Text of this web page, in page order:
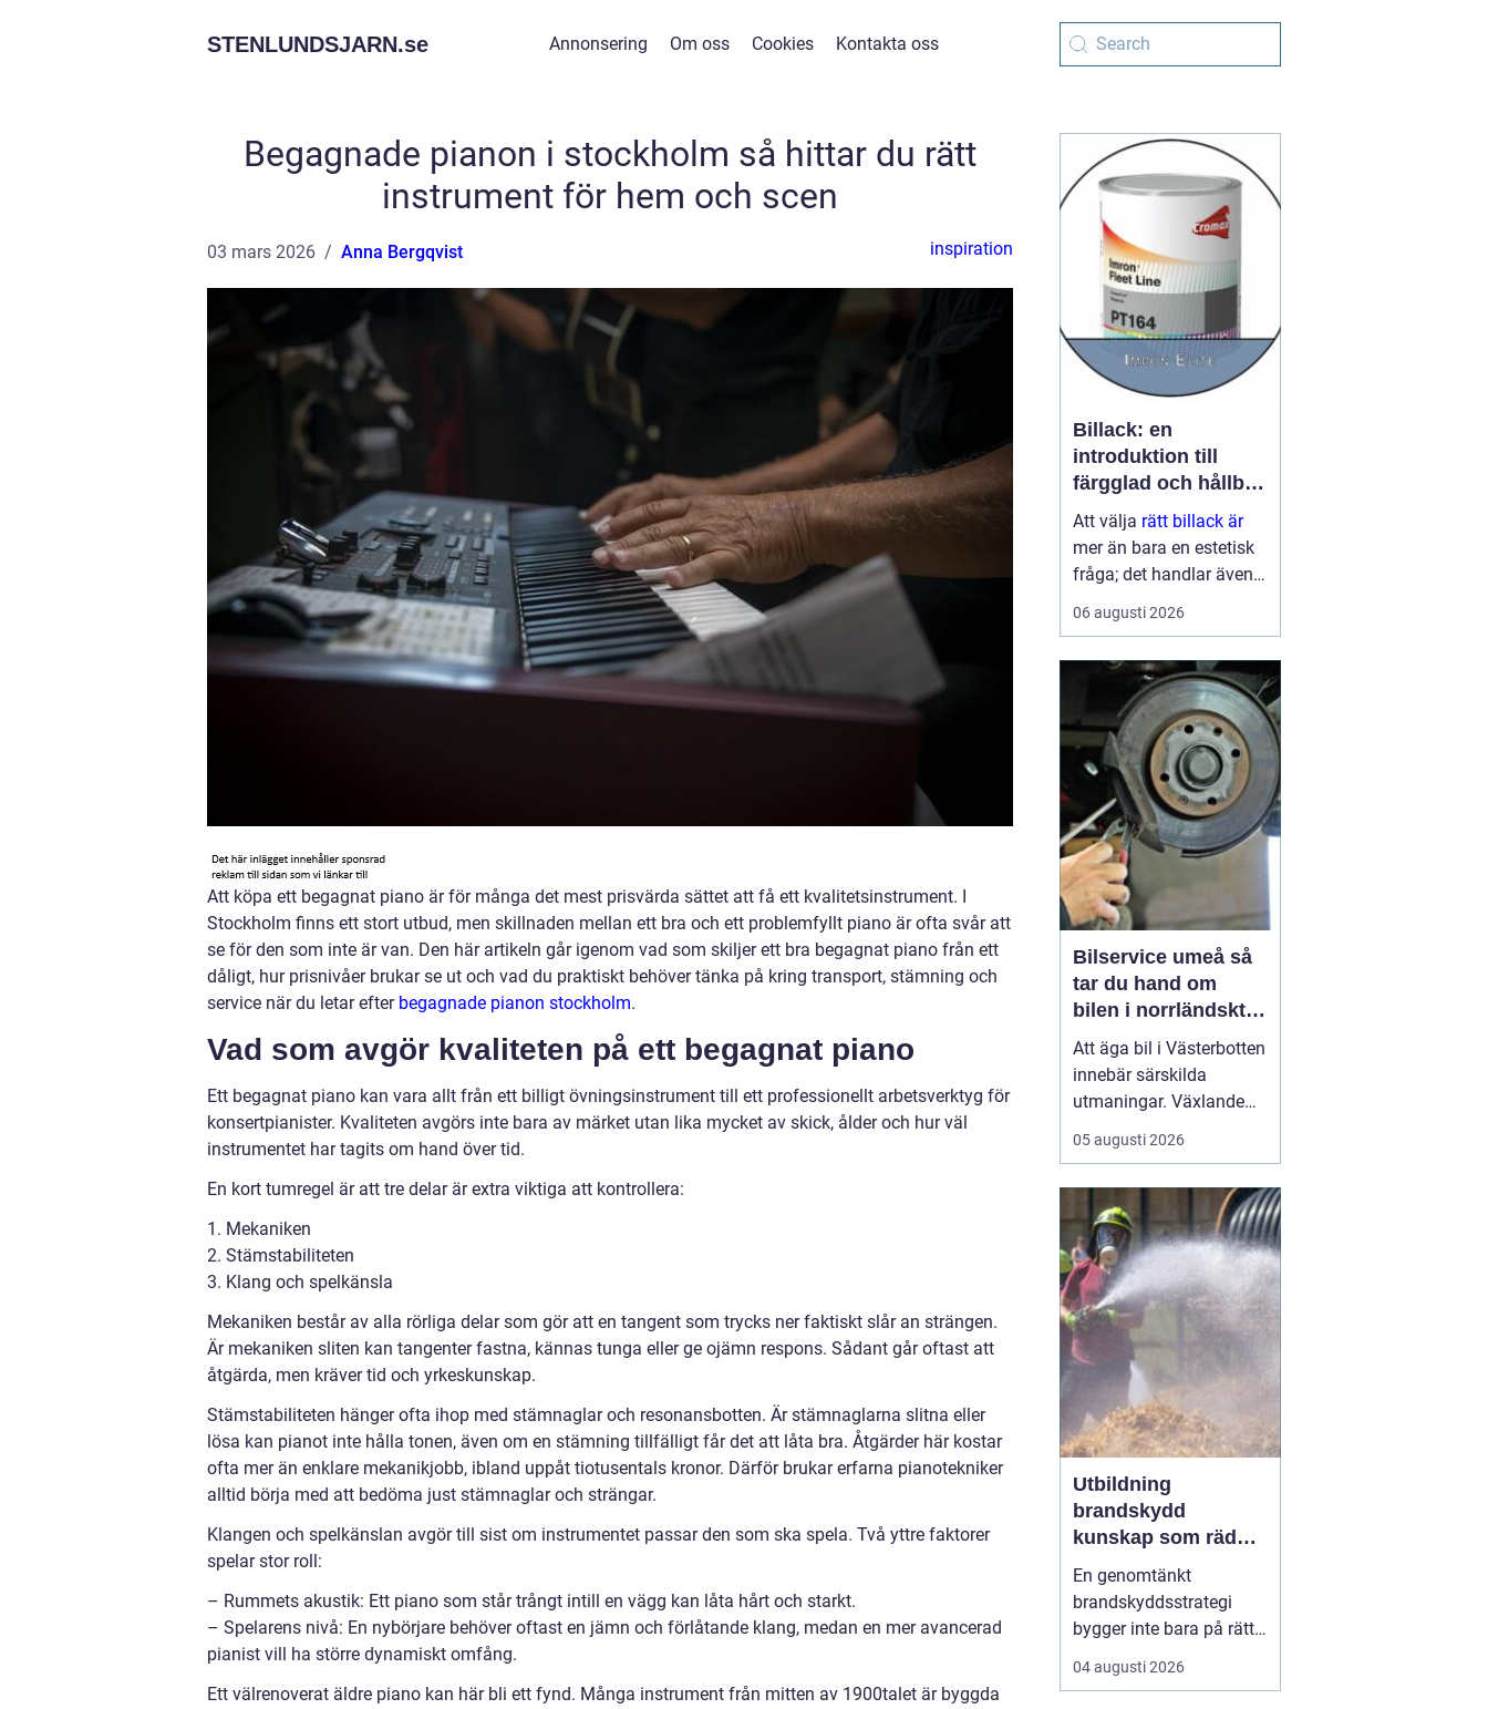
STENLUNDSJARN.se Annonsering Om oss Cookies Kontakta oss
Begagnade pianon i stockholm så hittar du rätt
instrument för hem och scen
03 mars 2026 Anna Bergqvist inspiration
Att köpa ett begagnat piano är för många det mest prisvärda sättet att få ett kvalitetsinstrument. I
Stockholm finns ett stort utbud, men skillnaden mellan ett bra och ett problemfyllt piano är ofta svår att
se för den som inte är van. Den här artikeln går igenom vad som skiljer ett bra begagnat piano från ett
dåligt, hur prisnivåer brukar se ut och vad du praktiskt behöver tänka på kring transport, stämning och
service när du letar efter begagnade pianon stockholm.
Vad som avgör kvaliteten på ett begagnat piano
Ett begagnat piano kan vara allt från ett billigt övningsinstrument till ett professionellt arbetsverktyg för
konsertpianister. Kvaliteten avgörs inte bara av märket utan lika mycket av skick, ålder och hur väl
instrumentet har tagits om hand över tid.
En kort tumregel är att tre delar är extra viktiga att kontrollera:
1. Mekaniken
2. Stämstabiliteten
3. Klang och spelkänsla
Mekaniken består av alla rörliga delar som gör att en tangent som trycks ner faktiskt slår an strängen.
Är mekaniken sliten kan tangenter fastna, kännas tunga eller ge ojämn respons. Sådant går oftast att
åtgärda, men kräver tid och yrkeskunskap.
Stämstabiliteten hänger ofta ihop med stämnaglar och resonansbotten. Är stämnaglarna slitna eller
lösa kan pianot inte hålla tonen, även om en stämning tillfälligt får det att låta bra. Åtgärder här kostar
ofta mer än enklare mekanikjobb, ibland uppåt tiotusentals kronor. Därför brukar erfarna pianotekniker
alltid börja med att bedöma just stämnaglar och strängar.
Klangen och spelkänslan avgör till sist om instrumentet passar den som ska spela. Två yttre faktorer
spelar stor roll:
– Rummets akustik: Ett piano som står trångt intill en vägg kan låta hårt och starkt.
– Spelarens nivå: En nybörjare behöver oftast en jämn och förlåtande klang, medan en mer avancerad
pianist vill ha större dynamiskt omfång.
Ett välrenoverat äldre piano kan här bli ett fynd. Många instrument från mitten av 1900talet är byggda
Billack: en
introduktion till
färgglad och hållbar
ytbehandling
Att välja rätt billack är
mer än bara en estetisk
fråga; det handlar även
om funktion och
hållbarhet. Bilens lack är
skyddar karos...
06 augusti 2026
Bilservice umeå så
tar du hand om
bilen i norrländskt
klimat
Att äga bil i Västerbotten
innebär särskilda
utmaningar. Växlande
temperaturer, vägsalt,
grus, snöslask och långa
både lack, underrede och
teknik. Många bilägare
söker därför
05 augusti 2026
Utbildning
brandskydd
kunskap som räddar
liv och skyddar
verksamheter
En genomtänkt
brandskyddsstrategi
bygger inte bara på rätt
produkter och
installationer. Den
04 augusti 2026